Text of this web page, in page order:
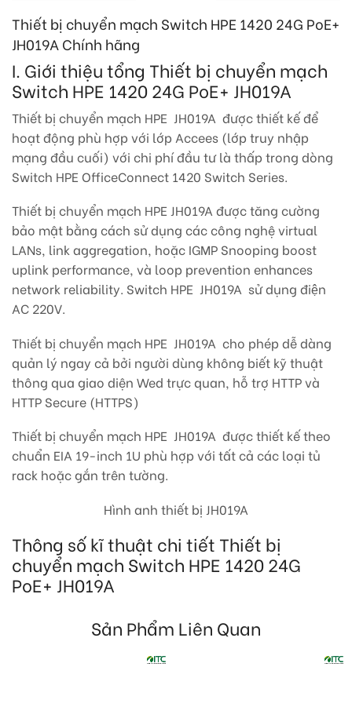
Thiết bị chuyển mạch Switch HPE 1420 24G PoE+
JH019A Chính hãng
I. Giới thiệu tổng Thiết bị chuyển mạch
Switch HPE 1420 24G PoE+ JH019A
Thiết bị chuyển mạch HPE JH019A được thiết kế để
hoạt động phù hợp với lớp Accees (lớp truy nhập
mạng đầu cuối) với chi phí đầu tư là thấp trong dòng
Switch HPE OfficeConnect 1420 Switch Series.
Thiết bị chuyển mạch HPE JH019A được tăng cường
bảo mật bằng cách sử dụng các công nghệ virtual
LANs, link aggregation, hoặc IGMP Snooping boost
uplink performance, và loop prevention enhances
network reliability. Switch HPE JH019A sử dụng điện
AC 220V.
Thiết bị chuyển mạch HPE JH019A cho phép dễ dàng
quản lý ngay cả bởi người dùng không biết kỹ thuật
thông qua giao diện Wed trực quan, hỗ trợ HTTP và
HTTP Secure (HTTPS)
Thiết bị chuyển mạch HPE JH019A được thiết kế theo
chuẩn EIA 19-inch 1U phù hợp với tất cả các loại tủ
rack hoặc gắn trên tường.
Hình anh thiết bị JH019A
Thông số kĩ thuật chi tiết Thiết bị
chuyển mạch Switch HPE 1420 24G
PoE+ JH019A
Sản Phẩm Liên Quan